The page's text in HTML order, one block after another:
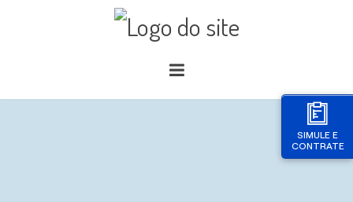
SIMULE E
CONTRATE